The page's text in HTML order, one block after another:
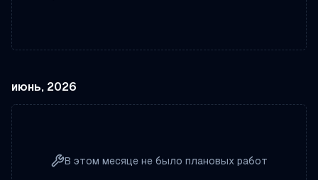
июнь, 2026
В этом месяце не было плановых работ